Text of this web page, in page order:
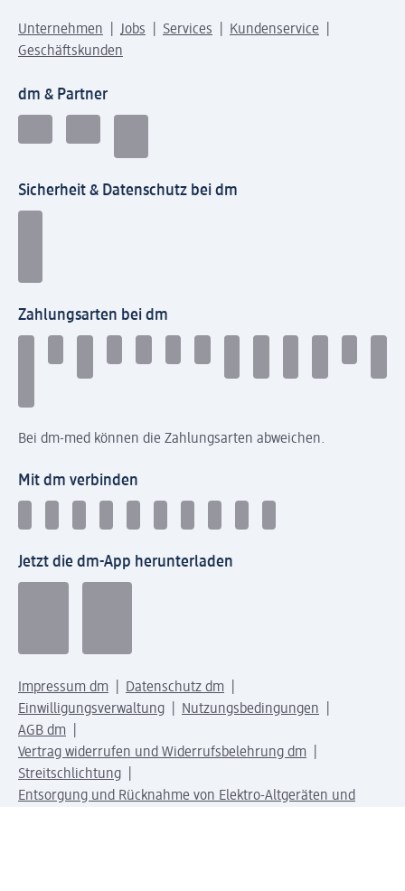
Unternehmen Jobs Services
Kundenservice
Geschäftskunden
dm & Partner
Sicherheit & Datenschutz bei dm
Zahlungsarten bei dm
Bei dm-med können die Zahlungsarten abweichen.
Mit dm verbinden
Jetzt die dm-App herunterladen
Impressum dm
Datenschutz dm
Einwilligungsverwaltung
Nutzungsbedingungen
AGB dm
Vertrag widerrufen und Widerrufsbelehrung dm
Streitschlichtung
Entsorgung und Rücknahme von Elektro-Altgeräten und